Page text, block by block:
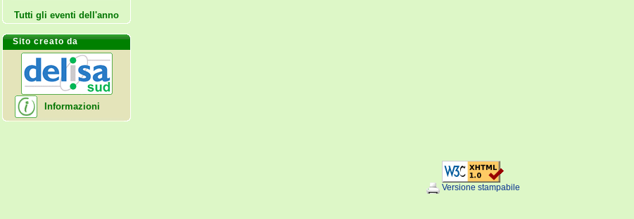
Tutti gli eventi dell'anno
Sito creato da
Informazioni
Versione stampabile